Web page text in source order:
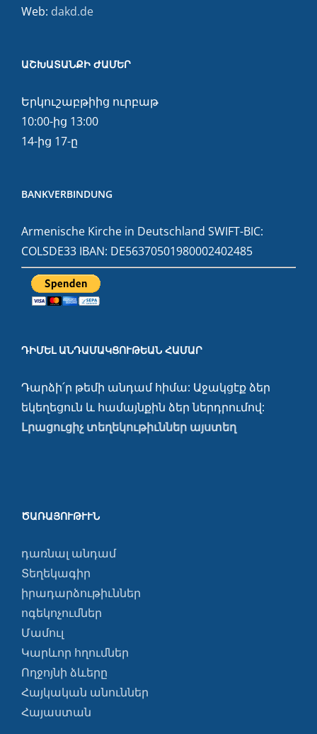
Web: dakd.de
ԱՇԽԱՏԱՆՔԻ ԺԱՄԵՐ
Երկուշաբթիից ուրբաթ
10:00-ից 13:00
14-ից 17-ը
BANKVERBINDUNG
Armenische Kirche in Deutschland SWIFT-BIC:
COLSDE33 IBAN: DE56370501980002402485
ԴԻՄԵԼ ԱՆԴԱՄԱԿՑՈՒԹԵԱՆ ՀԱՄԱՐ
Դարձի՛ր թեմի անդամ հիմա: Աջակցէք ձեր
եկեղեցուն և համայնքին ձեր ներդրումով:
Լրացուցիչ տեղեկութիւններ այստեղ
ԾԱՌԱՅՈՒԹՒՒՆ
դառնալ անդամ
Տեղեկագիր
իրադարձութիւններ
ոգեկոչումներ
Մամուլ
Կարևոր հղումներ
Ողջոյնի ձևերը
Հայկական անուններ
Հայաստան